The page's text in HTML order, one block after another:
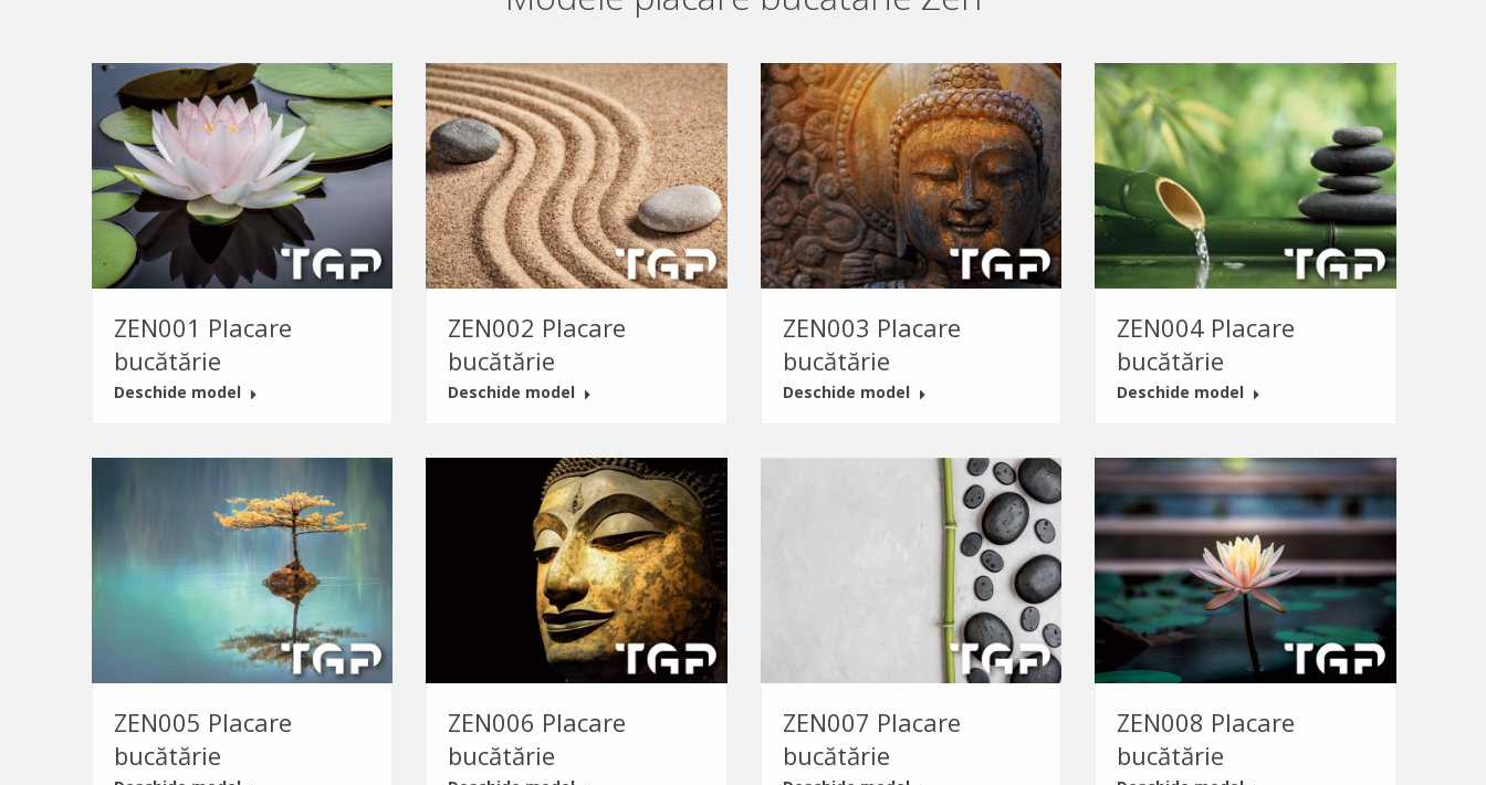
ZEN001 Placare
bucătărie
Deschide model
ZEN002 Placare
bucătărie
Deschide model
ZEN003 Placare
bucătărie
Deschide model
ZEN004 Placare
bucătărie
Deschide model
ZEN005 Placare
bucătărie
ZEN006 Placare
bucătărie
ZEN007 Placare
bucătărie
ZEN008 Placare
bucătărie